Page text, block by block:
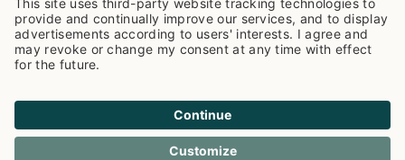
auf der Grundlage von8.966Rezensionen ausgezeichnet.
Cookie info Datenschutzerklarüng
Impressum
Versandkosten